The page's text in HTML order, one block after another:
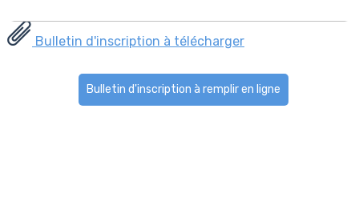
Bulletin d'inscription à télécharger
Bulletin d'inscription à remplir en ligne